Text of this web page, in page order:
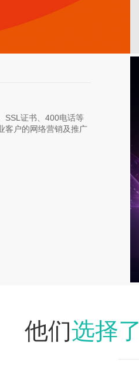
SSL证书、400电话等
客户的网络营销及推广
他们选择了